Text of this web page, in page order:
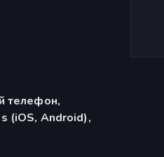
телефон,
(iOS, Android),